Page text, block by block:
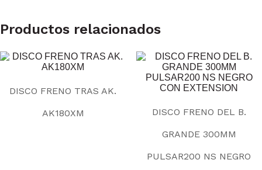
Productos relacionados
DISCO FRENO TRAS AK.
AK180XM
DISCO FRENO DEL B.
GRANDE 300MM
PULSAR200 NS NEGRO